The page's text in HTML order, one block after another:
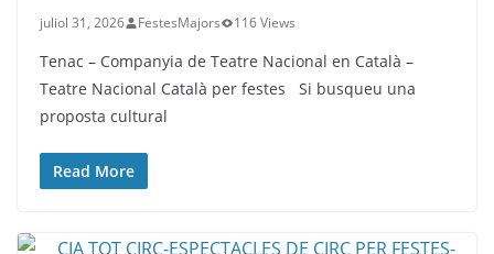
juliol 31, 2026 FestesMajors 116 Views
Tenac – Companyia de Teatre Nacional en Català –
Teatre Nacional Català per festes Si busqueu una
proposta cultural
Read More